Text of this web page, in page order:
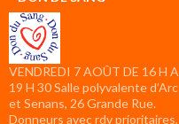
VENDREDI 7 AOÛT DE 16 H A
19 H 30 Salle polyvalente d’Arc
et Senans, 26 Grande Rue.
Donneurs avec rdv prioritaires,